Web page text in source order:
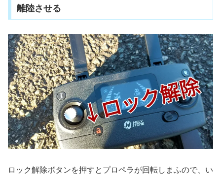
離陸させる
ロック解除ボタンを押すとプロペラが回転しまふので、い